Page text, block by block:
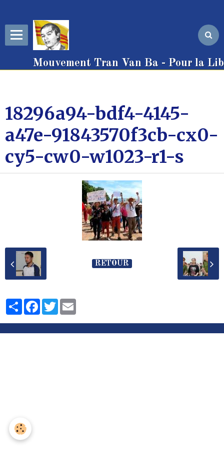
Mouvement Tran Van Ba - Pour la
18296a94-bdf4-4145-
a47e-91843570f3cb-cx0-
cy5-cw0-w1023-r1-s
RETOUR
PartagerFacebookTwitter